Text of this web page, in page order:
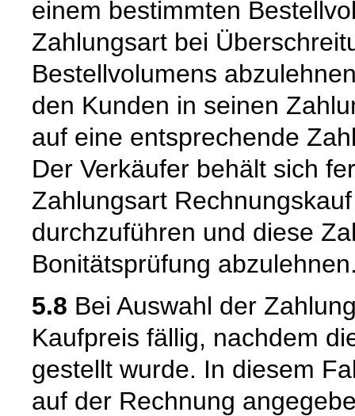
einem bestimmten
Zahlungsart bei
Bestellvolumens
den Kunden in seinen
auf eine entsprechende
Der Verkäufer behält sich
Zahlungsart
durchzuführen und diese
Bonitätsprüfung
5.8 Bei Auswahl der
Kaufpreis fällig, nachdem
gestellt wurde. In diesem
auf der Rechnung